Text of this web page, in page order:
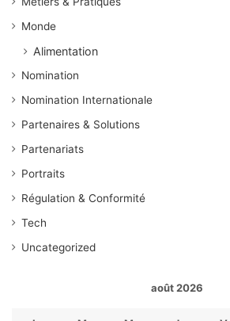
Monde
Alimentation
Nomination
Nomination Internationale
Partenaires & Solutions
Partenariats
Portraits
Régulation & Conformité
Tech
Uncategorized
août 2026